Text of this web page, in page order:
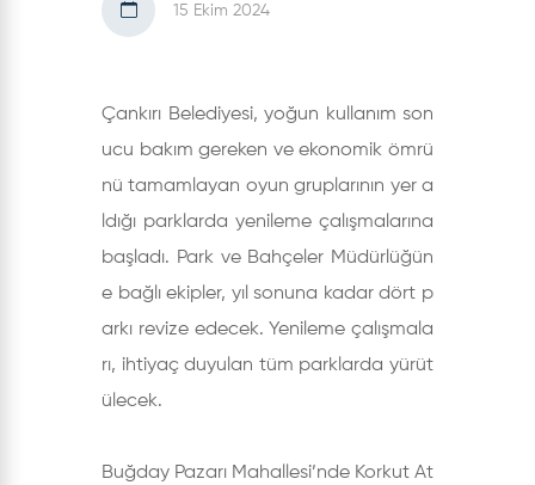
15 Ekim 2024
Çankırı Belediyesi, yoğun kullanım son
ucu bakım gereken ve ekonomik ömrü
nü tamamlayan oyun gruplarının yer a
ldığı parklarda yenileme çalışmalarına
başladı. Park ve Bahçeler Müdürlüğün
e bağlı ekipler, yıl sonuna kadar dört p
arkı revize edecek. Yenileme çalışmala
rı, ihtiyaç duyulan tüm parklarda yürüt
ülecek.
Buğday Pazarı Mahallesi’nde Korkut At